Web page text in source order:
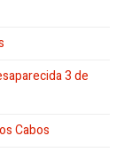
3 de
Cabos